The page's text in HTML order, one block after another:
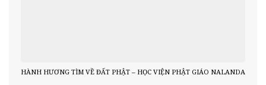
HÀNH HƯƠNG TÌM VỀ ĐẤT PHẬT – HỌC VIỆN PHẬT GIÁO NALANDA